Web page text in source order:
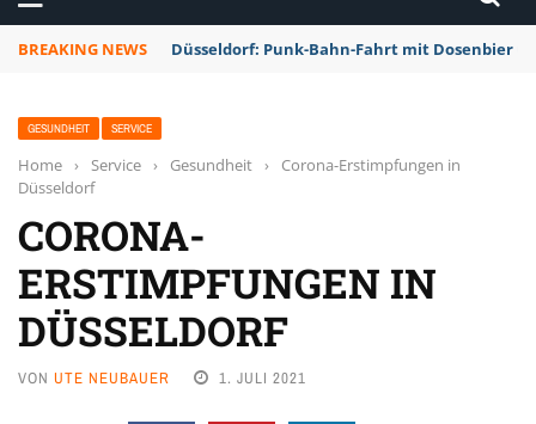
BREAKING NEWS Düsseldorf: Punk-Bahn-Fahrt mit Dosenbier
GESUNDHEIT SERVICE
Home › Service › Gesundheit ›
Corona-Erstimpfungen in
Düsseldorf
CORONA-
ERSTIMPFUNGEN IN
DÜSSELDORF
VON UTE NEUBAUER 1. JULI 2021